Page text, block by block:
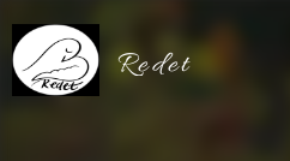
Redet